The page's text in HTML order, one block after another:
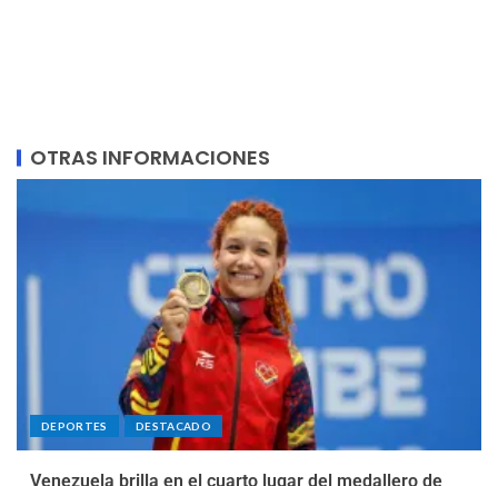
OTRAS INFORMACIONES
DEPORTES DESTACADO
Venezuela brilla en el cuarto lugar del medallero de